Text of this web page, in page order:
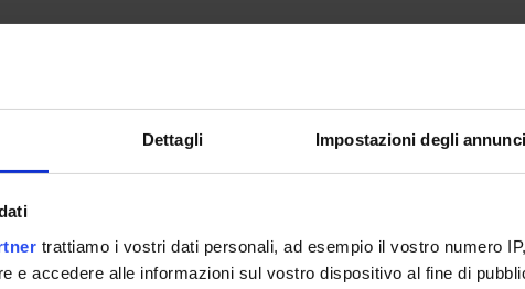
Dettagli Impostazioni degli annunci
trattiamo i vostri dati personali, ad esempio il vostro numero
e accedere alle informazioni sul vostro dispositivo al fine di
Cassa di
Risparmio di Verona
Vicenza Belluno e Ancona
Funds:assigned and managed by the
Amaddeo Full Professor Lidia